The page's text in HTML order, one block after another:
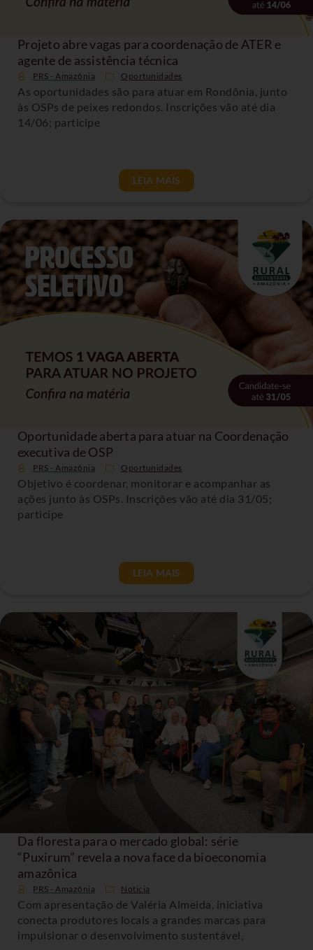
Projeto abre vagas para coordenação de ATER e
agente de assistência técnica
PRS - Amazônia Oportunidades
As oportunidades são para atuar em Rondônia, junto
às OSPs de peixes redondos. Inscrições vão até dia
14/06; participe
LEIA MAIS
Oportunidade aberta para atuar na Coordenação
executiva de OSP
PRS - Amazônia Oportunidades
Objetivo é coordenar, monitorar e acompanhar as
ações junto às OSPs. Inscrições vão até dia 31/05;
participe
LEIA MAIS
Da floresta para o mercado global: série
“Puxirum” revela a nova face da bioeconomia
amazônica
PRS - Amazônia Noticia
Com apresentação de Valéria Almeida, iniciativa
conecta produtores locais a grandes marcas para
impulsionar o desenvolvimento sustentável,